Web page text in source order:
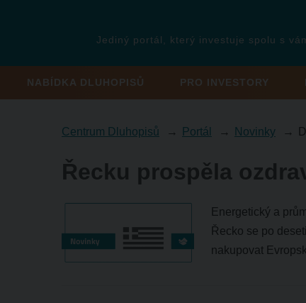
Jediný portál, který investuje spolu s
NABÍDKA DLUHOPISŮ PRO INVESTORY
Centrum Dluhopisů Portál Novinky
Řecku prospěla
Energetický a
Řecko se po
nakupovat